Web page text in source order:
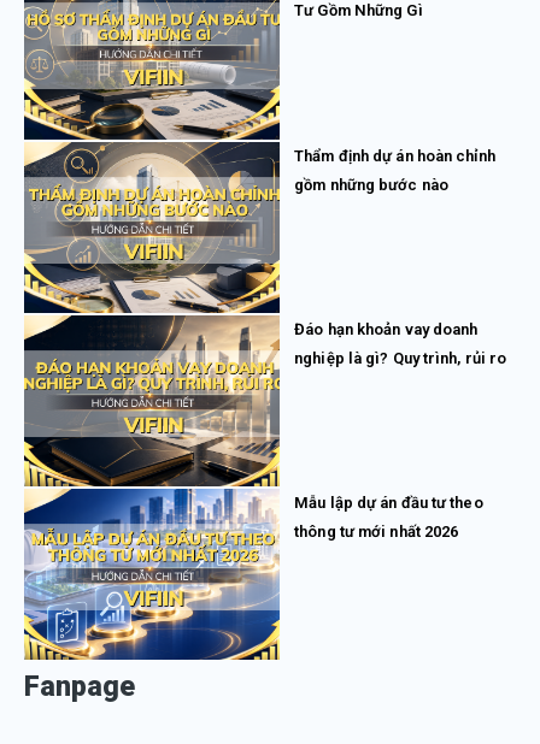
Tư Gồm Những Gì
Thẩm định dự án hoàn chỉnh
gồm những bước nào
Đáo hạn khoản vay doanh
nghiệp là gì? Quy trình, rủi ro
Mẫu lập dự án đầu tư theo
thông tư mới nhất 2026
Fanpage